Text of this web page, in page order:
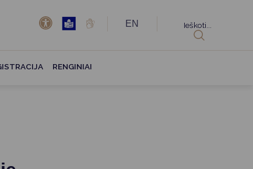
EN
RENGINIAI